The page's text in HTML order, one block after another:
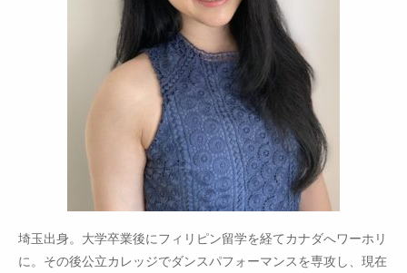
埼玉出身。大学卒業後にフィリピン留学を経てカナダへワーホリ
に。その後公立カレッジでダンスパフォーマンスを専攻し、現在